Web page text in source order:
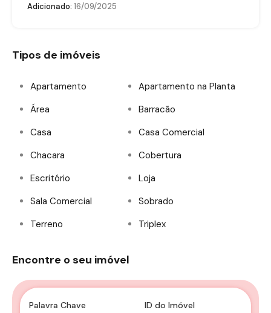
Adicionado: 16/09/2025
Tipos de imóveis
Apartamento
Apartamento na Planta
Área
Barracão
Casa
Casa Comercial
Chacara
Cobertura
Escritório
Loja
Sala Comercial
Sobrado
Terreno
Triplex
Encontre o seu imóvel